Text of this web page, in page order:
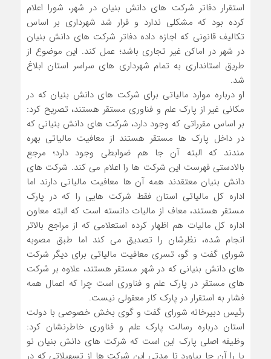
استقرار دفاتر شرکت های دانش بنیان در شهر، شورا اعلام
کرده بود که مشکلی ندارد و قرار شد شهرداری بر اساس
تکالیف قانونی که اجازه داده دفاتر شرکت های دانش بنیان
در شهر در اماکن غیر تجاری باشد؛ عمل کند. این موضوع از
طریق استانداری به تمام شهرداری های سراسر استان ابلاغ
شد.
او درباره موارد مالیاتی برای شرکت های دانش بنیان که در
مکانی غیر از پارک علم و فناوری مستقر هستند، تصریح کرد:
بر اساس مقرراتی که وجود دارد، شرکت های دانش بنیانی که
در داخل پارک ها مستقر هستند از معافیت مالیاتی بهره
مندند که البته آن جا هم ضوابطی وجود دارد؛ مرجع
بالادستی فهرست این شرکت ها را اعلام می کند. شرکت های
دانش بنیان معتقدند همه آن ها معافیت مالیاتی دارند اما
اداره کل مالیاتی استان فقط شرکت هایی را که در پارک
مستقر هستند، معاف از مالیات دانسته است که البته معاون
اداره کل مالیات هم اظهار کرده استعلامی که از مراجع بالاتر
انجام شده، نظرشان را تصدیق می کند اما طبق مصوبه
شورای گفت و گو، تسری معافیت مالیاتی برای دیگر شرکت
های دانش بنیانی که در شهر مستقر هستند، علاوه بر شرکت
های مستقر در پارک علم و فناوری است چرا که اعمال همه
فشار به استقرار در پارک کار معقولی نیست.
رئیس دبیرخانه شورای گفت و گوی بخش خصوصی با دولت
استان درباره رسالت پارک علم و فناوری خاطرنشان کرد:
وظیفه اصلی پارک این است که شرکت های دانش بنیان نو
پا را آن جا بیاورد تا مدتی این شرکت ها از تسهیلاتی که در